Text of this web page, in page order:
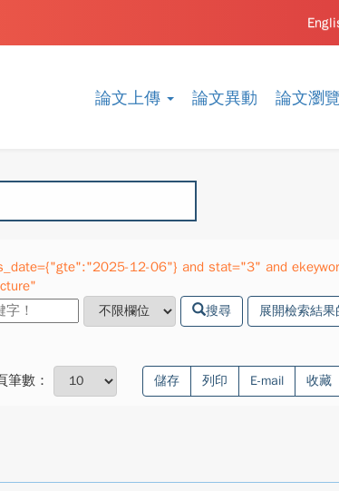
論文上傳 論文異動 論文瀏覽
12-06"} and stat="3" and
搜尋 展開檢索結果
筆數： 儲存 列印 E-mail 收藏